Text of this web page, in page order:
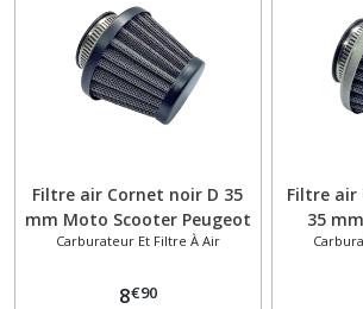
Filtre air Cornet noir D 35
mm Moto Scooter Peugeot
103 Mobylette MBK
Carburateur Et Filtre À Air
8€90
Filtre air
35
Support
moteur
immatriculation
(1)